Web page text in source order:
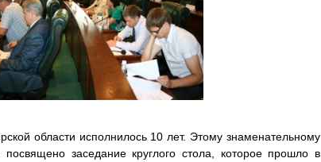
области исполнилось 10 лет. Этому знаменательному
заседание круглого стола, которое прошло в